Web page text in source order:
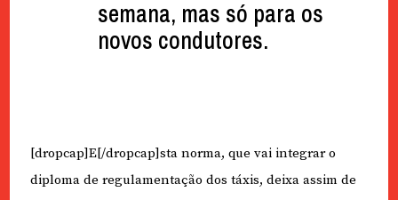
semana, mas só para os
novos condutores.
[dropcap]E[/dropcap]sta norma, que vai integrar o
diploma de regulamentação dos táxis, deixa assim de